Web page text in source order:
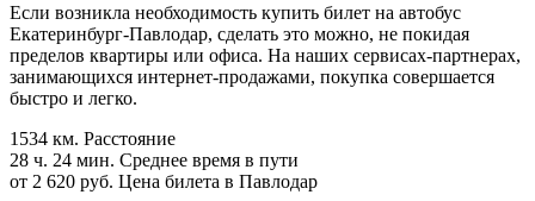
Если возникла необходимость купить билет на автобус
Екатеринбург-Павлодар, сделать это можно, не покидая
пределов квартиры или офиса. На наших сервисах-партнерах,
занимающихся интернет-продажами, покупка совершается
быстро и легко.
1534 км. Расстояние
28 ч. 24 мин. Среднее время в пути
от 2 620 руб. Цена билета в Павлодар